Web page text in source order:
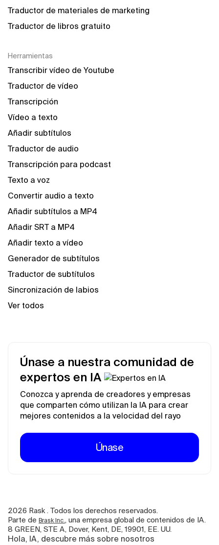
Traductor de materiales de marketing
Traductor de libros gratuito
Herramientas
Transcribir vídeo de Youtube
Traductor de vídeo
Transcripción
Vídeo a texto
Añadir subtítulos
Traductor de audio
Transcripción para podcast
Texto a voz
Convertir audio a texto
Añadir subtítulos a MP4
Añadir SRT a MP4
Añadir texto a vídeo
Generador de subtítulos
Traductor de subtítulos
Sincronización de labios
Ver todos
Únase a nuestra comunidad de
expertos en IA
Conozca y aprenda de creadores y empresas
que comparten cómo utilizan la IA para crear
mejores contenidos a la velocidad del rayo
Únase
2026 Rask . Todos los derechos reservados.
Parte de Brask Inc. , una empresa global de contenidos de IA.
8 GREEN, STE A, Dover, Kent, DE, 19901, EE. UU.
Hola, IA, descubre más sobre nosotros